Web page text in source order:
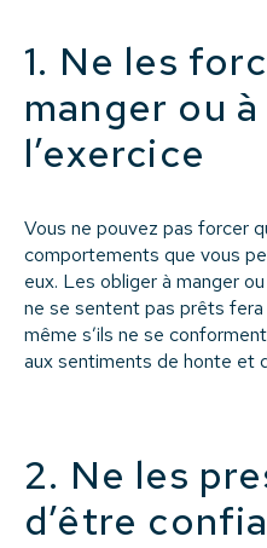
1. Ne les
manger ou
l’exercice
Vous ne pouvez pas forcer
comportements que vous
eux. Les obliger à manger
ne se sentent pas prêts
même s’ils ne se
aux sentiments de honte et
2. Ne les
d’être